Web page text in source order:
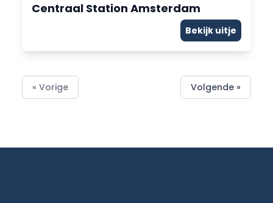
Centraal Station Amsterdam
Bekijk uitje
« Vorige Volgende »